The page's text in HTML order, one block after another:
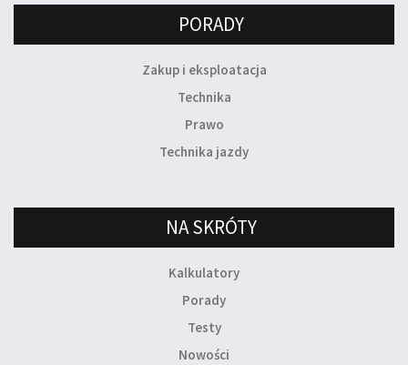
PORADY
Zakup i eksploatacja
Technika
Prawo
Technika jazdy
NA SKRÓTY
Kalkulatory
Porady
Testy
Nowości